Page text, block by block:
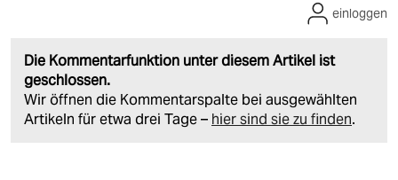
Die Kommentarfunktion unter diesem Artikel ist
geschlossen.
Wir öffnen die Kommentarspalte bei ausgewählten
Artikeln für etwa drei Tage – hier sind sie zu finden.
einloggen